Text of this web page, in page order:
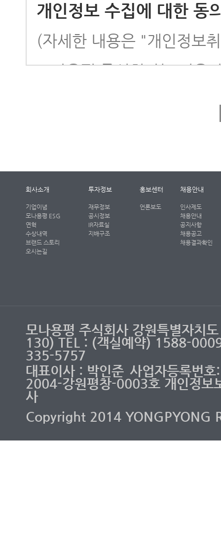
개인정보 수집에 대한 동
(자세한 내용은 "개인정보
모나용평 주식회사는 이용
모나용평 주식회사는 회원
래와 같은 개인정보를 수집
수집항목 : 이름, 생년월일,
나. 개인정보의 수집 및
회사는 수집한 개인정보를
회원 관리 : 회원제 서비스
의사 확인, 만 14세 미
회사소개
기업이념
모나용평 ESG
연혁
수상내역
브랜드 스토리
오시는길
투자정보
재무정보
공시정보
IR자료실
지배구조
홍보센터
언론보도
채용안내
인사제도
채용안내
공지사항
채용공고
채용결과확인
모나용평 주식회사 강원특별자치
130) TEL : (객실예약) 1588-
335-5757
대표이사 : 박인준 사업자등록번
2004-강원평창-0003호 개인정보
사
Copyright 2014 YONGPYONG